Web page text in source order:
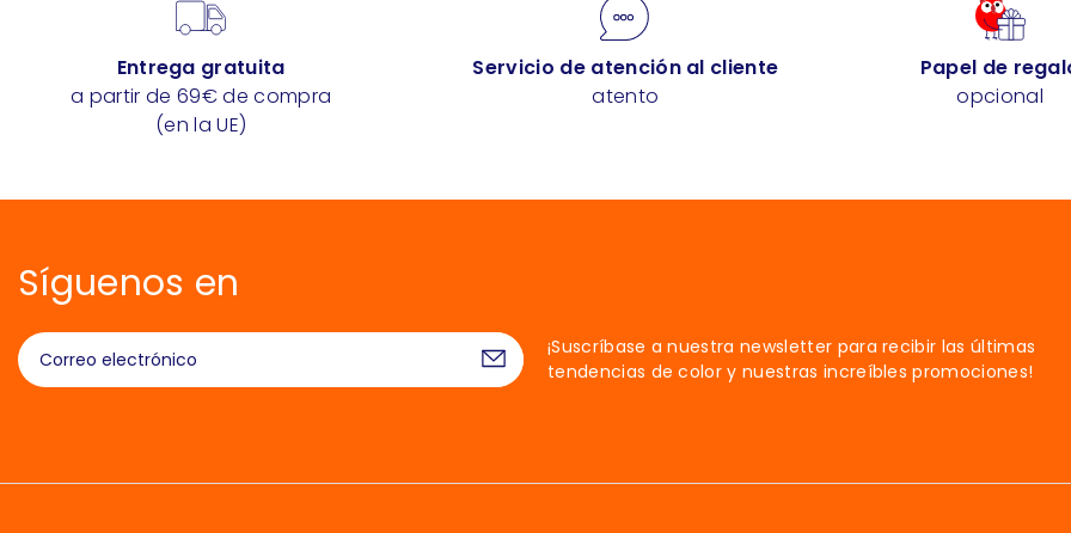
Entrega gratuita
a partir de 69€ de compra
(en la UE)
Servicio de atención al cliente
atento
Papel de
opcional
Síguenos en
¡Suscríbase a nuestra newsletter para recibir las últimas
tendencias de color y nuestras increíbles promociones!